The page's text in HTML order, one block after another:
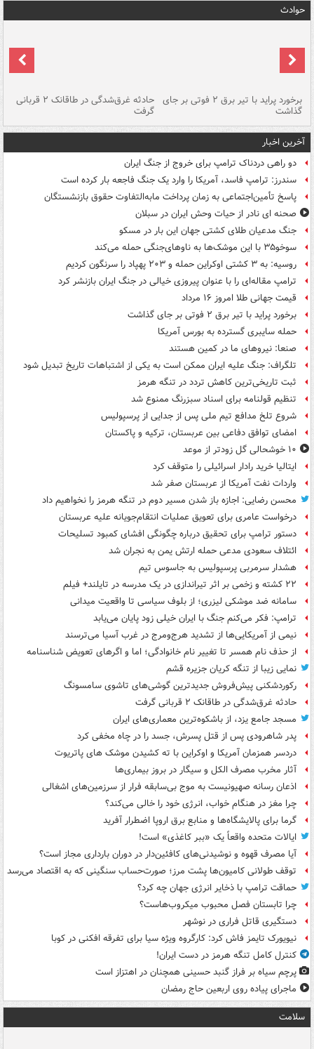
حوادث
برخورد پراید با تیر برق ۲ فوتی بر جای
گذاشت
حادثه غرق‌شدگی در طاقانک ۲ قربانی
گرفت
آخرین اخبار
دو راهی دردناک ترامپ برای خروج از جنگ ایران
سندرز: ترامپ فاسد، آمریکا را وارد یک جنگ فاجعه بار کرده است
پاسخ تأمین‌اجتماعی به زمان پرداخت مابه‌التفاوت حقوق بازنشستگان
صحنه ای نادر از حیات وحش ایران در سبلان
جنگ مدعیان طلای کشتی جهان این بار در مسکو
سوخو۳۵ با این موشک‌ها به ناوهای‌جنگی حمله می‌کند
روسیه: به ۳ کشتی اوکراین حمله و ۲۰۳ پهپاد را سرنگون کردیم
ترامپ مقاله‌ای را با عنوان پیروزی خیالی در جنگ ایران بازنشر کرد
قیمت جهانی طلا امروز ۱۶ مرداد
برخورد پراید با تیر برق ۲ فوتی بر جای گذاشت
حمله سایبری گسترده به بورس آمریکا
صنعا: نیروهای ما در کمین‌ هستند
تلگراف: جنگ علیه ایران ممکن است به یکی از اشتباهات تاریخ تبدیل شود
ثبت تاریخی‌ترین کاهش تردد در تنگه هرمز
تنظیم قولنامه برای اسناد سبزرنگ ممنوع شد
شروع تلخ مدافع تیم ملی پس از جدایی از پرسپولیس
امضای توافق دفاعی بین عربستان، ترکیه و پاکستان
۱۰ خوشحالی گل زودتر از موعد
ایتالیا خرید رادار اسرائیلی را متوقف کرد
واردات نفت آمریکا از عربستان صفر شد
محسن رضایی: اجازه باز شدن مسیر دوم در تنگه هرمز را نخواهیم داد
درخواست عامری برای تعویق عملیات انتقام‌جویانه علیه عربستان
دستور ترامپ برای تحقیق درباره چگونگی افشای کمبود تسلیحات
ائتلاف سعودی مدعی حمله ارتش یمن به نجران شد
هشدار سرمربی پرسپولیس به جاسوس تیم
۲۲ کشته و زخمی بر اثر تیراندازی در یک مدرسه در تایلند+ فیلم
سامانه ضد موشکی لیزری؛ از بلوف سیاسی تا واقعیت میدانی
ترامپ: فکر می‌کنم جنگ با ایران خیلی زود پایان می‌یابد
نیمی از آمریکایی‌ها از تشدید هرج‌ومرج در غرب آسیا می‌ترسند
از حذف نام همسر تا تغییر نام خانوادگی؛ اما و اگرهای تعویض شناسنامه
نمایی زیبا از تنگه کریان جزیره قشم
رکوردشکنی پیش‌فروش جدیدترین گوشی‌های تاشوی سامسونگ
حادثه غرق‌شدگی در طاقانک ۲ قربانی گرفت
مسجد جامع یزد، از باشکوه‌ترین معماری‌های ایران
پدر شاهرودی پس از قتل پسرش، جسد را در چاه مخفی کرد
دردسر همزمان آمریکا و اوکراین با ته کشیدن موشک های پاتریوت
آثار مخرب مصرف الکل و سیگار در بروز بیماری‌ها
اذعان رسانه صهیونیست به موج بی‌سابقه فرار از سرزمین‌های اشغالی
چرا مغز در هنگام خواب، انرژی خود را خالی می‌کند؟
گرما برای پالایشگاه‌ها و منابع برق اروپا اضطرار آفرید
ایالات متحده واقعاً یک «ببر کاغذی» است!
آیا مصرف قهوه و نوشیدنی‌های کافئین‌دار در دوران بارداری مجاز است؟
توقف طولانی کامیون‌ها پشت مرز؛ صورت‌حساب سنگینی که به اقتصاد می‌رسد
حماقت ترامپ با ذخایر انرژی جهان چه کرد؟
چرا تابستان فصل محبوب میکروب‌هاست؟
دستگیری قاتل فراری در نوشهر
نیویورک تایمز فاش کرد: کارگروه ویژه سیا برای تفرقه افکنی در کوبا
کنترل کامل تنگه هرمز در دست ایران!
پرچم سیاه بر فراز گنبد حسینی همچنان در اهتزاز است
ماجرای پیاده روی اربعین حاج رمضان
سلامت